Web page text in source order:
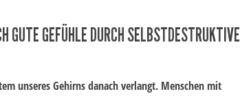
GUTE GEFÜHLE DURCH SELBSTDESTRUKTIVE
unseres Gehirns danach verlangt. Menschen mit